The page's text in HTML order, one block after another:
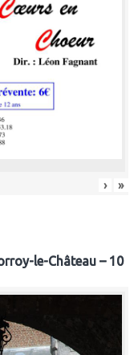
› »
le-Château – 10